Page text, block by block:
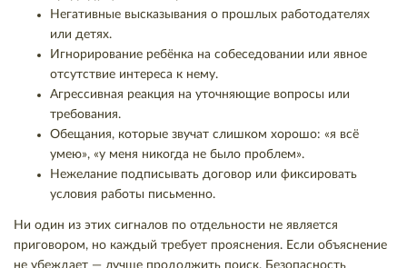
Негативные высказывания о прошлых работодателях
или детях.
Игнорирование ребёнка на собеседовании или явное
отсутствие интереса к нему.
Агрессивная реакция на уточняющие вопросы или
требования.
Обещания, которые звучат слишком хорошо: «я всё
умею», «у меня никогда не было проблем».
Нежелание подписывать договор или фиксировать
условия работы письменно.
Ни один из этих сигналов по отдельности не является
приговором, но каждый требует прояснения. Если объяснение
не убеждает — лучше продолжить поиск. Безопасность